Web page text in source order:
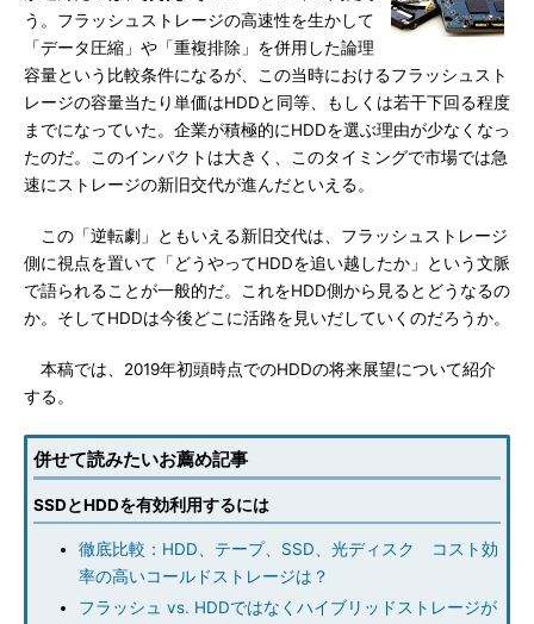
う。フラッシュストレージの高速性を生かして
「データ圧縮」や「重複排除」を併用した論理
容量という比較条件になるが、この当時におけるフラッシュスト
レージの容量当たり単価はHDDと同等、もしくは若干下回る程度
までになっていた。企業が積極的にHDDを選ぶ理由が少なくなっ
たのだ。このインパクトは大きく、このタイミングで市場では急
速にストレージの新旧交代が進んだといえる。
この「逆転劇」ともいえる新旧交代は、フラッシュストレージ
側に視点を置いて「どうやってHDDを追い越したか」という文脈
で語られることが一般的だ。これをHDD側から見るとどうなるの
か。そしてHDDは今後どこに活路を見いだしていくのだろうか。
本稿では、2019年初頭時点でのHDDの将来展望について紹介
する。
併せて読みたいお薦め記事
SSDとHDDを有効利用するには
徹底比較：HDD、テープ、SSD、光ディスク コスト効
率の高いコールドストレージは？
フラッシュ vs. HDDではなくハイブリッドストレージが